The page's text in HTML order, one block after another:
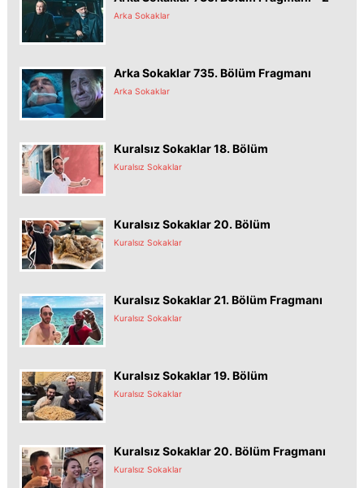
Arka Sokaklar
Arka Sokaklar 735. Bölüm Fragmanı
Arka Sokaklar
Kuralsız Sokaklar 18. Bölüm
Kuralsız Sokaklar
Kuralsız Sokaklar 20. Bölüm
Kuralsız Sokaklar
Kuralsız Sokaklar 21. Bölüm Fragmanı
Kuralsız Sokaklar
Kuralsız Sokaklar 19. Bölüm
Kuralsız Sokaklar
Kuralsız Sokaklar 20. Bölüm Fragmanı
Kuralsız Sokaklar